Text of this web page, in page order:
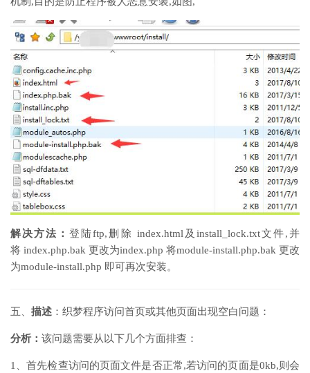
解决方法：登陆ftp,删除 index.html及install_lock.txt文件,并
将 index.php.bak 更改为index.php 将module-install.php.bak 更改
为module-install.php 即可再次安装。
五、 描述 ：织梦程序访问首页或其他页面出现空白问题：
分析： 该问题需要从以下几个方面排查：
1、首先检查访问的页面文件是否正常,若访问的页面是0kb,则会